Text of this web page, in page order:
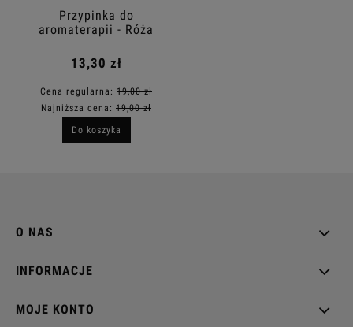
Przypinka do
aromaterapii - Róża
13,30 zł
Cena regularna: 19,00 zł
Najniższa cena: 19,00 zł
Do koszyka
O NAS
INFORMACJE
MOJE KONTO